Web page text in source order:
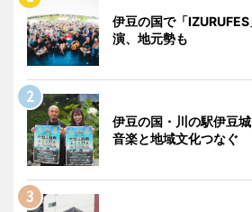
伊豆の国で「
演、地元勢も
伊豆の国・川の駅伊豆
音楽と地域文化つなぐ